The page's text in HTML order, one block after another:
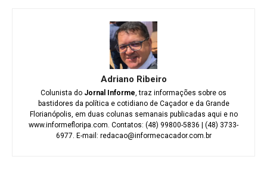
Adriano Ribeiro
Colunista do Jornal Informe, traz informações sobre os
bastidores da política e cotidiano de Caçador e da Grande
Florianópolis, em duas colunas semanais publicadas aqui e no
www.informefloripa.com. Contatos: (48) 99800-5836 | (48) 3733-
6977. E-mail: redacao@informecacador.com.br